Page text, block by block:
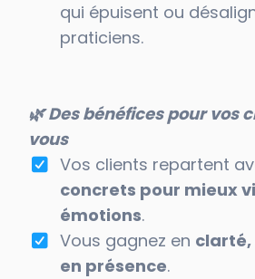
qui épuisent ou
praticiens.
🌿 Des bénéfices pour vos
vous
Vos clients repartent
concrets pour mieux
émotions.
Vous gagnez en
en présence.